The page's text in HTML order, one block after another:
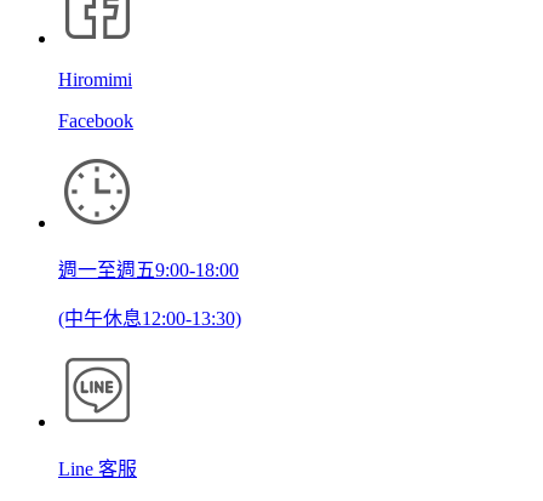
Hiromimi
Facebook
週一至週五9:00-18:00
(中午休息12:00-13:30)
Line 客服